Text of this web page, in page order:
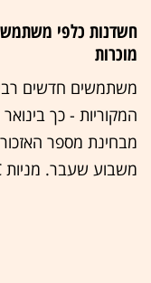
חשדנות כלפי
מוכרות
משתמשים חדשים
המקוריות - כך בינואר
משבוע שעבר. מניות AMC היו מקום שישי באזכורים.